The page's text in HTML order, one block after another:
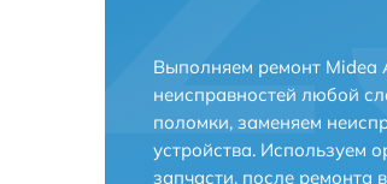
Выполняем ремонт Midea
неисправностей любой
поломки, заменяем
устройства. Используем
запчасти, после ремонта